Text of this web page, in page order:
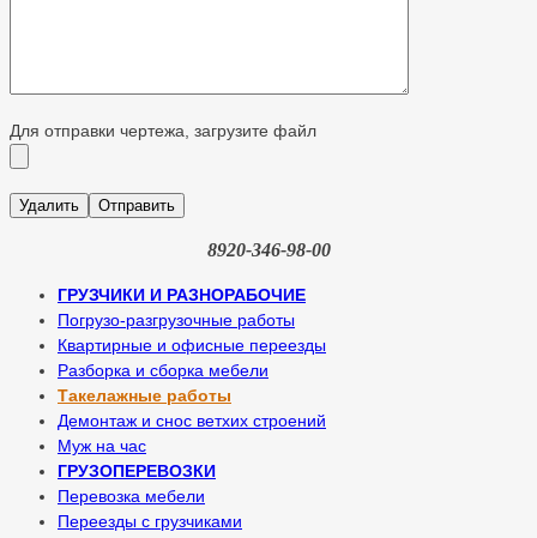
Для отправки чертежа, загрузите файл
8920-346-98-00
ГРУЗЧИКИ И РАЗНОРАБОЧИЕ
Погрузо-разгрузочные работы
Квартирные и офисные переезды
Разборка и сборка мебели
Такелажные работы
Демонтаж и снос ветхих строений
Муж на час
ГРУЗОПЕРЕВОЗКИ
Перевозка мебели
Переезды с грузчиками